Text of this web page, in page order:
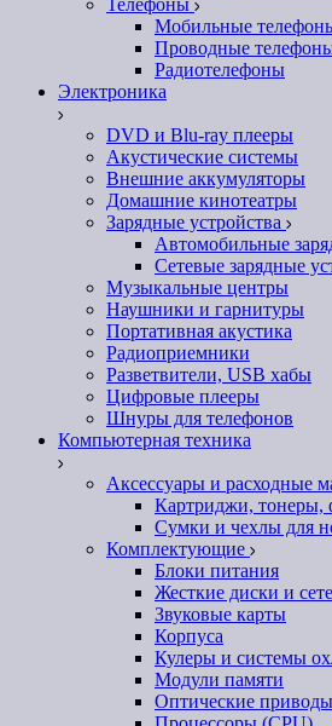
Телефоны
Мобильные
Проводные
Радиотелефоны
Электроника
DVD и Blu-ray плееры
Акустические системы
Внешние аккумуляторы
Домашние кинотеатры
Зарядные устройства
Автомобильные
Сетевые зарядные
Музыкальные центры
Наушники и гарнитуры
Портативная акустика
Радиоприемники
Разветвители, USB хабы
Цифровые плееры
Шнуры для телефонов
Компьютерная техника
Аксессуары и расходные
Картриджи, тонеры,
Сумки и чехлы для
Комплектующие
Блоки питания
Жесткие диски и
Звуковые карты
Корпуса
Кулеры и системы
Модули памяти
Оптические приводы